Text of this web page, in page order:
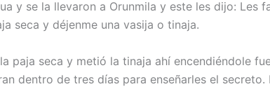
y se la llevaron a Orunmila y este les dijo: Les
seca y déjenme una vasija o tinaja.
paja seca y metió la tinaja ahí encendiéndole
dentro de tres días para enseñarles el secreto.